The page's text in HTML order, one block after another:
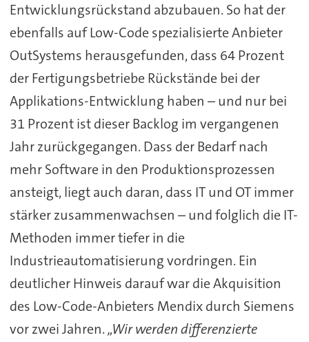
Entwicklungsrückstand abzubauen. So hat der
ebenfalls auf Low-Code spezialisierte Anbieter
OutSystems herausgefunden, dass 64 Prozent
der Fertigungsbetriebe Rückstände bei der
Applikations-Entwicklung haben – und nur bei
31 Prozent ist dieser Backlog im vergangenen
Jahr zurückgegangen. Dass der Bedarf nach
mehr Software in den Produktionsprozessen
ansteigt, liegt auch daran, dass IT und OT immer
stärker zusammenwachsen – und folglich die IT-
Methoden immer tiefer in die
Industrieautomatisierung vordringen. Ein
deutlicher Hinweis darauf war die Akquisition
des Low-Code-Anbieters Mendix durch Siemens
vor zwei Jahren.„Wir werden differenzierte